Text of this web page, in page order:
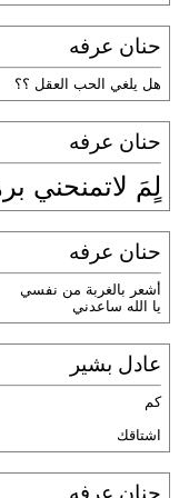
حنان عرفه
هل يلغي الحب العقل ؟؟
حنان عرفه
لٍمَ لاتمنحني
حنان عرفه
أشعر بالغربة من نفسي
يا الله ساعدني
عادل بشير
كم
اشتاقك
حنان عرفه